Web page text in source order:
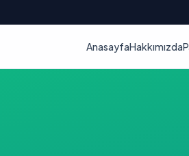
AnasayfaHakkımızda